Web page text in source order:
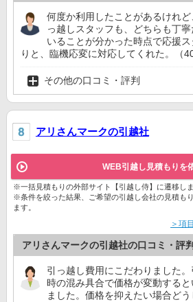
何度か利用したことがあるけれど
っ越しスタッフも、どちらも丁
いることが分かった時点で応援
りと、臨機応変に対応してくれた。（
その他の口コミ・評判
アリさんマークの引越社
WEB引越し見積もりを
※一括見積もりの外部サイト【引越し侍】に遷移しま
※条件を絞った結果、ご希望の引越し会社の見積も
ます。
＞項
アリさんマークの引越社の口コミ・評判
引っ越し費用にこだわりました
時の混み具合で価格が変動する
ました。価格を抑えたい場合ど